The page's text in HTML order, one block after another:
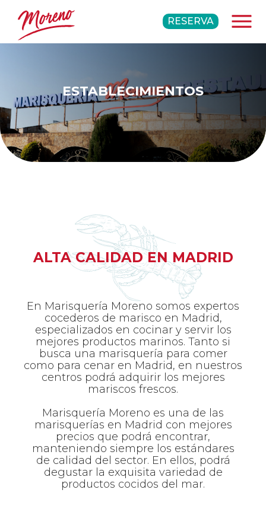
RESERVA
ESTABLECIMIENTOS
ALTA CALIDAD EN MADRID
En Marisquería Moreno somos expertos
cocederos de marisco en Madrid,
especializados en cocinar y servir los
mejores productos marinos. Tanto si
busca una marisquería para comer
como para cenar en Madrid, en nuestros
centros podrá adquirir los mejores
mariscos frescos.
Marisquería Moreno es una de las
marisquerías en Madrid con mejores
precios que podrá encontrar,
manteniendo siempre los estándares
de calidad del sector. En ellos, podrá
degustar la exquisita variedad de
productos cocidos del mar.